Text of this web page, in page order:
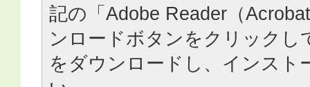
記の「Adobe Reader（
ンロードボタンをクリックし
をダウンロードし、インスト